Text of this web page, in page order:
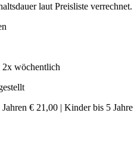
laut Preisliste
2x wöchentlich
€ 21,00 | Kinder bis 5